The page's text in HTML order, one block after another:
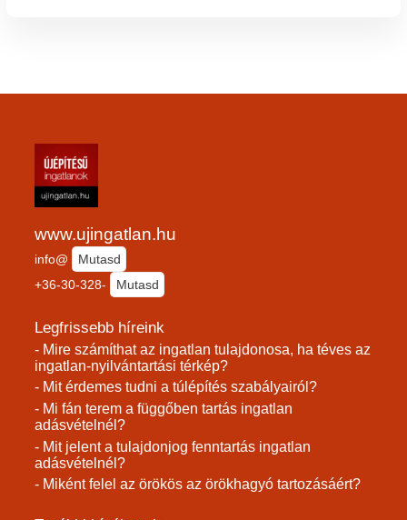
www.ujingatlan.hu
info@
Mutasd
+36-30-328-
Mutasd
Legfrissebb híreink
- Mire számíthat az ingatlan tulajdonosa, ha téves az
ingatlan-nyilvántartási térkép?
- Mit érdemes tudni a túlépítés szabályairól?
- Mi fán terem a függőben tartás ingatlan
adásvételnél?
- Mit jelent a tulajdonjog fenntartás ingatlan
adásvételnél?
- Miként felel az örökös az örökhagyó tartozásáért?